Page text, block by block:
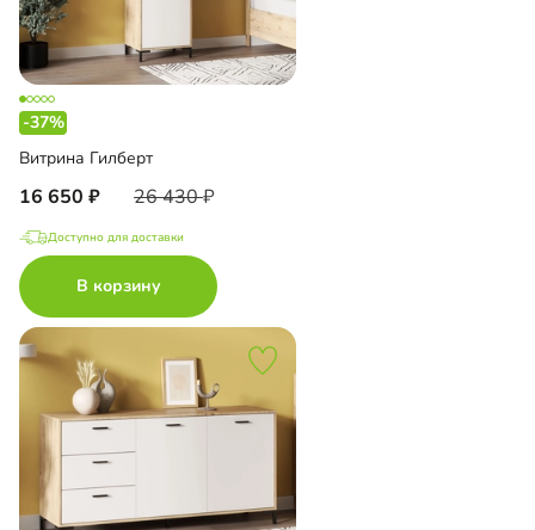
-37%
Витрина Гилберт
16 650 26 430
Доступно для доставки
В корзину